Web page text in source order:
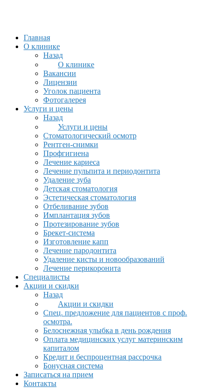
Главная
О клинике
Назад
О клинике
Вакансии
Лицензии
Уголок пациента
Фотогалерея
Услуги и цены
Назад
Услуги и цены
Стоматологический осмотр
Рентген-снимки
Профгигиена
Лечение кариеса
Лечение пульпита и периодонтита
Удаление зуба
Детская стоматология
Эстетическая стоматология
Отбеливание зубов
Имплантация зубов
Протезирование зубов
Брекет-система
Изготовление капп
Лечение пародонтита
Удаление кисты и новообразований
Лечение перикоронита
Специалисты
Акции и скидки
Назад
Акции и скидки
Спец. предложение для пациентов с проф.
осмотра.
Белоснежная улыбка в день рождения
Оплата медицинских услуг материнским
капиталом
Кредит и беспроцентная рассрочка
Бонусная система
Записаться на прием
Контакты